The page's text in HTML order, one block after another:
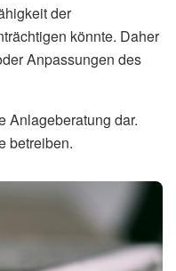
werden auch die
erhöht, um die
als auch negative
Wirtschaft.
die Kaufkraft der
zu höheren